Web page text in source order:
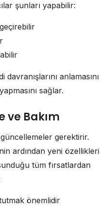
şunları yapabilir:
davranışlarını anlamasını
sağlar.
ve Bakım
gerektirir.
ardından yeni özellikleri
tüm fırsatlardan
önemlidir